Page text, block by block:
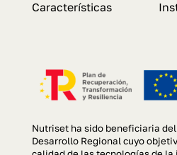
Características
Nutriset ha sido beneficiaria del
Desarrollo Regional cuyo